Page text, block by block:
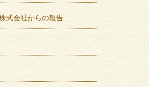
式会社からの報告